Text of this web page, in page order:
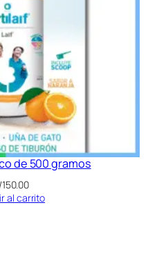
de 500 gramos
150.00
al carrito